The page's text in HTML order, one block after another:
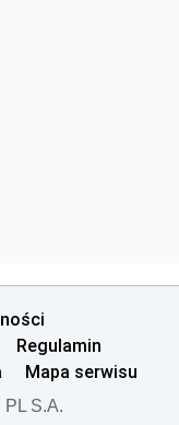
Regulamin
Mapa serwisu
S.A.